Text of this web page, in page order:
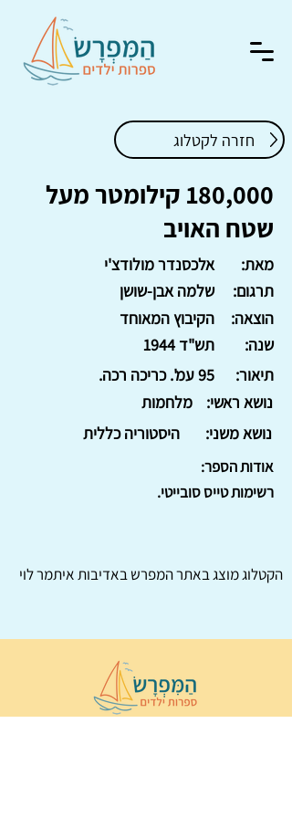
חזרה לקטלוג
180,000 קילומטר מעל
שטח האויב
אלכסנדר מולודצ'י
מאת:
שלמה אבן-שושן
תרגום:
הקיבוץ המאוחד
הוצאה:
תש"ד 1944
שנה:
95 עמ'. כריכה רכה.
תיאור:
מלחמות
נושא ראשי:
היסטוריה כללית
נושא משני:
אודות הספר:
רשימות טייס סובייטי.
הקטלוג מוצג באתרהמפרשבאדיבות איתמר לוי